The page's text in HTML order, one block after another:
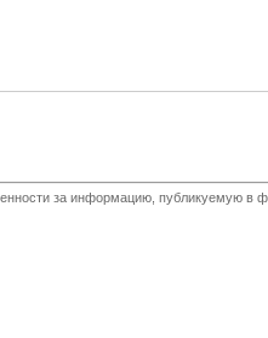
за информацию, публикуемую